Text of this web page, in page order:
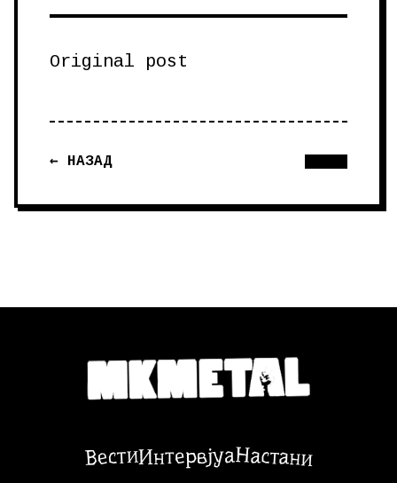
Original post
← НАЗАД
ВестиИнтервјуаНастани